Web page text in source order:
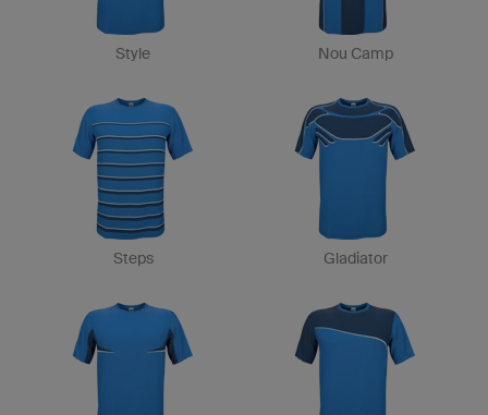
Style Nou Camp
Steps Gladiator